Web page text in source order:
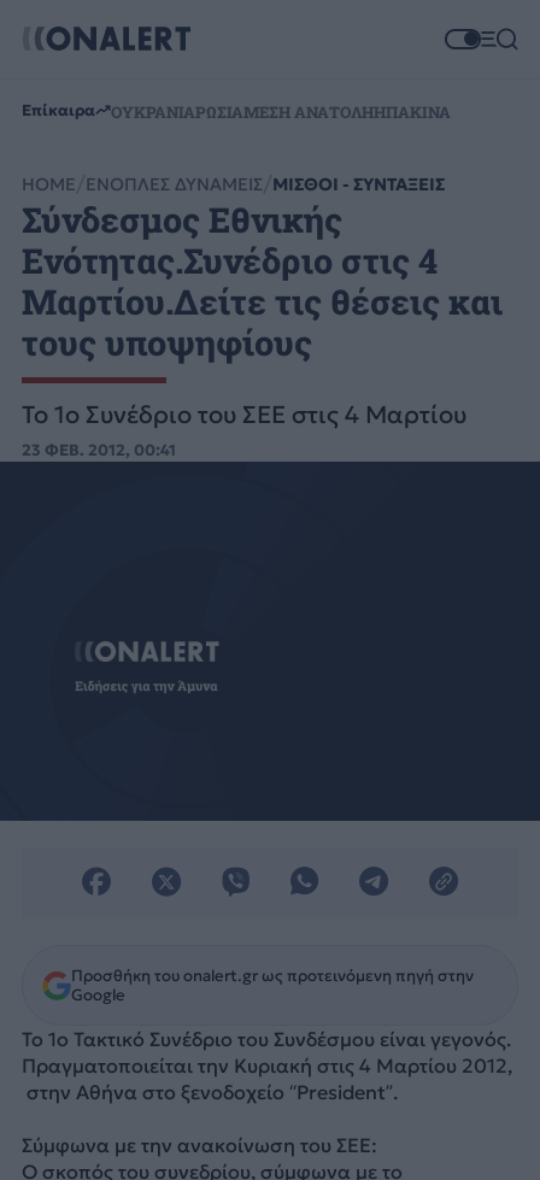
Επίκαιρα ΟΥΚΡΑΝΙΑΡΩΣΙΑΜΕΣΗ ΑΝΑΤΟΛΗΗΠΑΚΙΝΑ
HOME ΕΝΟΠΛΕΣ ΔΥΝΑΜΕΙΣ ΜΙΣΘΟΙ - ΣΥΝΤΑΞΕΙΣ
Σύνδεσμος Εθνικής
Ενότητας.Συνέδριο στις 4
Μαρτίου.Δείτε τις θέσεις και
τους υποψηφίους
Το 1ο Συνέδριο του ΣΕΕ στις 4 Μαρτίου
23 ΦΕΒ. 2012, 00:41
Προσθήκη του onalert.gr ως προτεινόμενη πηγή στην
Google
Το 1ο Τακτικό Συνέδριο του Συνδέσμου είναι γεγονός.
Πραγματοποιείται την Κυριακή στις 4 Μαρτίου 2012,
στην Αθήνα στο ξενοδοχείο “President”.
Σύμφωνα με την ανακοίνωση του ΣΕΕ:
Ο σκοπός του συνεδρίου, σύμφωνα με το